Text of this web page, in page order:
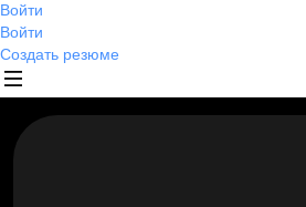
Войти
Войти
Создать резюме